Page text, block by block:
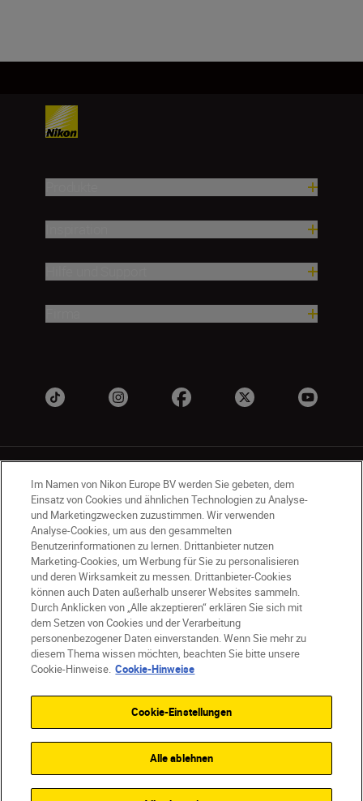
AT Nikon Sites
Kontaktieren Sie uns
Datenschutzhinweis
Nutzungsbedingungen
Geschäftsbedingungen des Nikon Stores
Cookie-Hinweise
Barrierefreiheit
Cookie-Einstellungen
© 2026 Nikon
Im Namen von Nikon Europe BV werden Sie gebeten, dem
Einsatz von Cookies und ähnlichen Technologien zu Analyse-
und Marketingzwecken zuzustimmen. Wir verwenden
Analyse-Cookies, um aus den gesammelten
Benutzerinformationen zu lernen. Drittanbieter nutzen
Marketing-Cookies, um Werbung für Sie zu personalisieren
und deren Wirksamkeit zu messen. Drittanbieter-Cookies
können auch Daten außerhalb unserer Websites sammeln.
Durch Anklicken von „Alle akzeptieren“ erklären Sie sich mit
dem Setzen von Cookies und der Verarbeitung
personenbezogener Daten einverstanden. Wenn Sie mehr zu
diesem Thema wissen möchten, beachten Sie bitte unsere
Cookie-Hinweise. Cookie-Hinweise
Cookie-Einstellungen
Alle ablehnen